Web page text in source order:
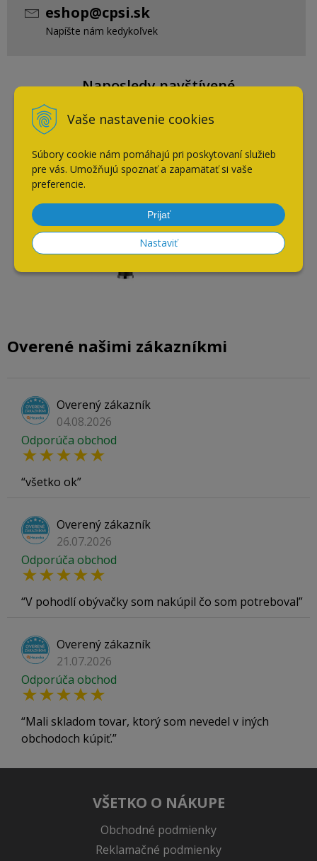
Vaše nastavenie cookies
Súbory cookie nám pomáhajú pri poskytovaní služieb
pre vás. Umožňujú spoznať a zapamätať si vaše
preferencie.
Prijať
Nastaviť
eshop@cpsi.sk
Napíšte nám kedykoľvek
Naposledy navštívené
čierna
Overené našimi zákazníkmi
Overený zákazník
04.08.2026
Odporúča obchod
všetko ok
Overený zákazník
26.07.2026
Odporúča obchod
V pohodlí obývačky som nakúpil čo som potreboval
Overený zákazník
21.07.2026
Odporúča obchod
Mali skladom tovar, ktorý som nevedel v iných
obchodoch kúpiť.
VŠETKO O NÁKUPE
Obchodné podmienky
Reklamačné podmienky